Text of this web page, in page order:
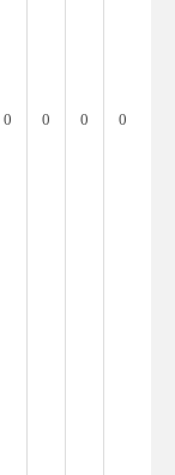
0 0 0 0